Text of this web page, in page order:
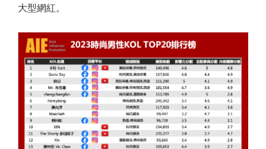
大型網紅。